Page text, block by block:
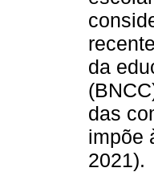
da
das
impõe
2021).